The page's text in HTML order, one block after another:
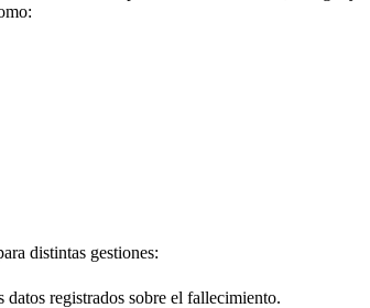
distintas gestiones:
registrados sobre el fallecimiento.